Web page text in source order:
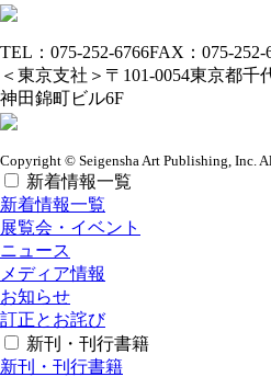
TEL：075-252-6766FAX：075-252-
＜東京支社＞ 〒101-0054東京都千
神田錦町ビル6F
Copyright © Seigensha Art Publishing, Inc.
新着情報一覧
新着情報一覧
展覧会・イベント
ニュース
メディア情報
お知らせ
訂正とお詫び
新刊・刊行書籍
新刊・刊行書籍